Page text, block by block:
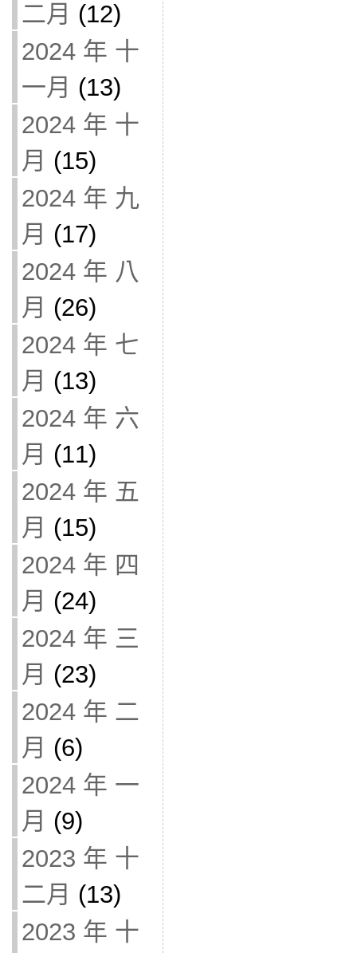
二月 (12)
2024 年 十
一月 (13)
2024 年 十
月 (15)
2024 年 九
月 (17)
2024 年 八
月 (26)
2024 年 七
月 (13)
2024 年 六
月 (11)
2024 年 五
月 (15)
2024 年 四
月 (24)
2024 年 三
月 (23)
2024 年 二
月 (6)
2024 年 一
月 (9)
2023 年 十
二月 (13)
2023 年 十